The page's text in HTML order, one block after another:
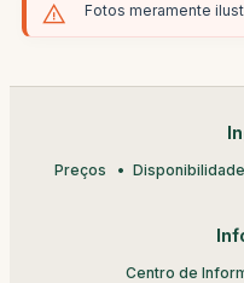
Fotos meramente
Preços
Centro de